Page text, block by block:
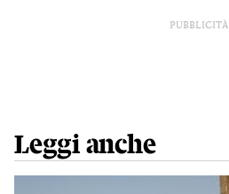
PUBBLICITÀ
Leggi anche